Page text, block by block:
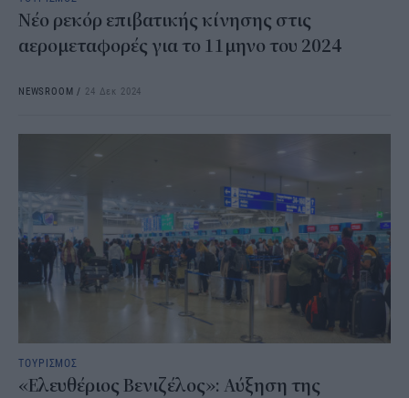
Νέο ρεκόρ επιβατικής κίνησης στις
αερομεταφορές για το 11μηνο του 2024
NEWSROOM / 24 Δεκ 2024
ΤΟΥΡΙΣΜΟΣ
«Ελευθέριος Βενιζέλος»: Αύξηση της